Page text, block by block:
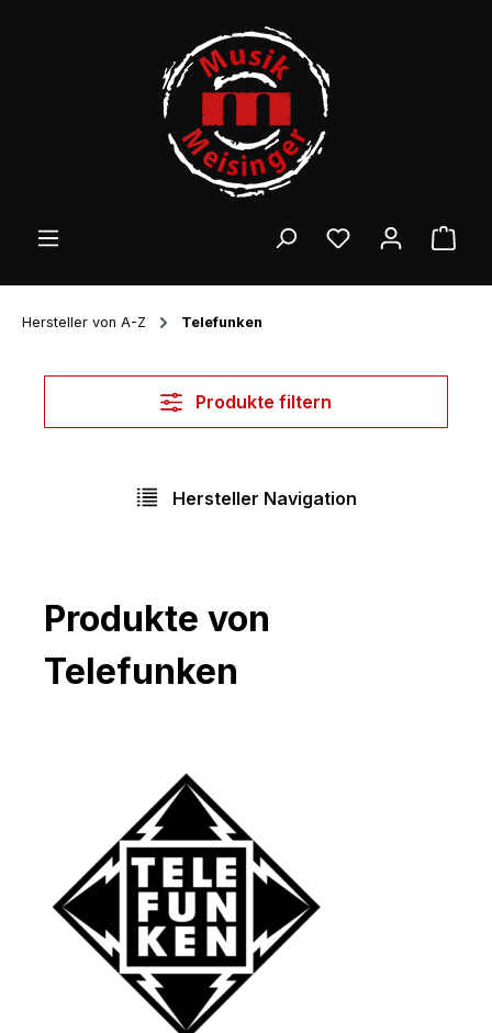
Hersteller von A-Z Telefunken
Produkte filtern
Hersteller Navigation
Produkte von
Telefunken